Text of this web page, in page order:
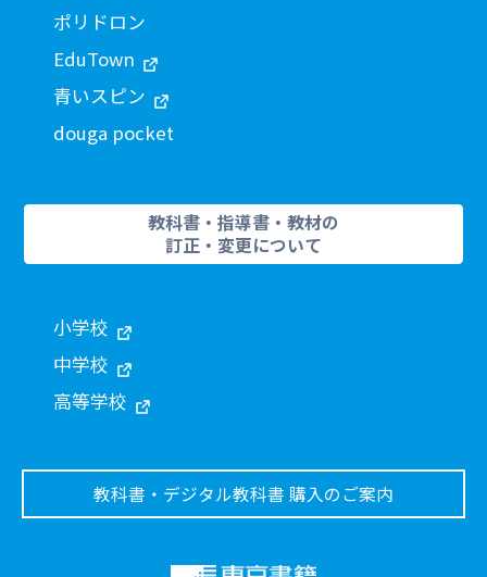
ポリドロン
EduTown
青いスピン
douga pocket
教科書・指導書・教材の
訂正・変更について
小学校
中学校
高等学校
教科書・デジタル教科書 購入のご案内